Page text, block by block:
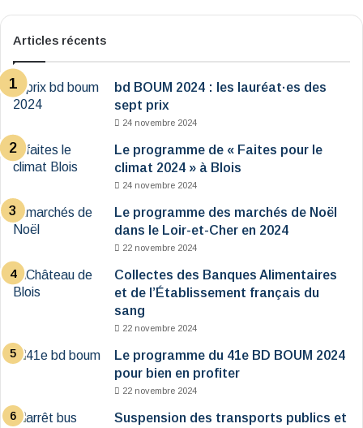
Articles récents
bd BOUM 2024 : les lauréat·es des
sept prix
24 novembre 2024
Le programme de « Faites pour le
climat 2024 » à Blois
24 novembre 2024
Le programme des marchés de Noël
dans le Loir-et-Cher en 2024
22 novembre 2024
Collectes des Banques Alimentaires
et de l’Établissement français du
sang
22 novembre 2024
Le programme du 41e BD BOUM 2024
pour bien en profiter
22 novembre 2024
Suspension des transports publics et